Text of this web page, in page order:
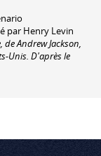
par Henry Levin
Andrew Jackson,
Unis. D'après le